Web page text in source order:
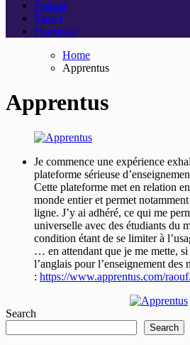
Poésie
Sport
Humour
Home
Apprentus
Apprentus
Je commence une expérience
plateforme sérieuse
Cette plateforme met en relation
monde entier et permet notamment
ligne. J’y ai adhéré, ce qui me
universelle avec des étudiants du
condition étant de se limiter à
… en attendant que je me mette,
l’anglais pour l’enseignement
: https://www.apprentus.com/
Search
Search